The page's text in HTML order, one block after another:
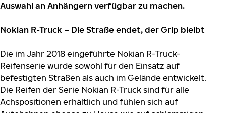
Auswahl an Anhängern verfügbar zu machen.
Nokian R-Truck – Die Straße endet, der Grip bleibt
Die im Jahr 2018 eingeführte Nokian R-Truck-
Reifenserie wurde sowohl für den Einsatz auf
befestigten Straßen als auch im Gelände entwickelt.
Die Reifen der Serie Nokian R-Truck sind für alle
Achspositionen erhältlich und fühlen sich auf